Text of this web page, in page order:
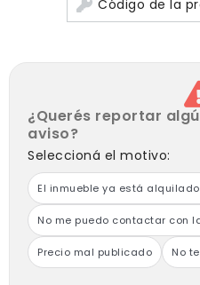
Código de la
¿Querés reportar
aviso?
Seleccioná el motivo:
El inmueble ya está
No me puedo contactar con
Precio mal publicado No